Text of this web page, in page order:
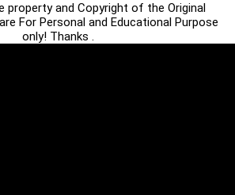
property and Copyright of the Original
For Personal and Educational Purpose
only! Thanks .